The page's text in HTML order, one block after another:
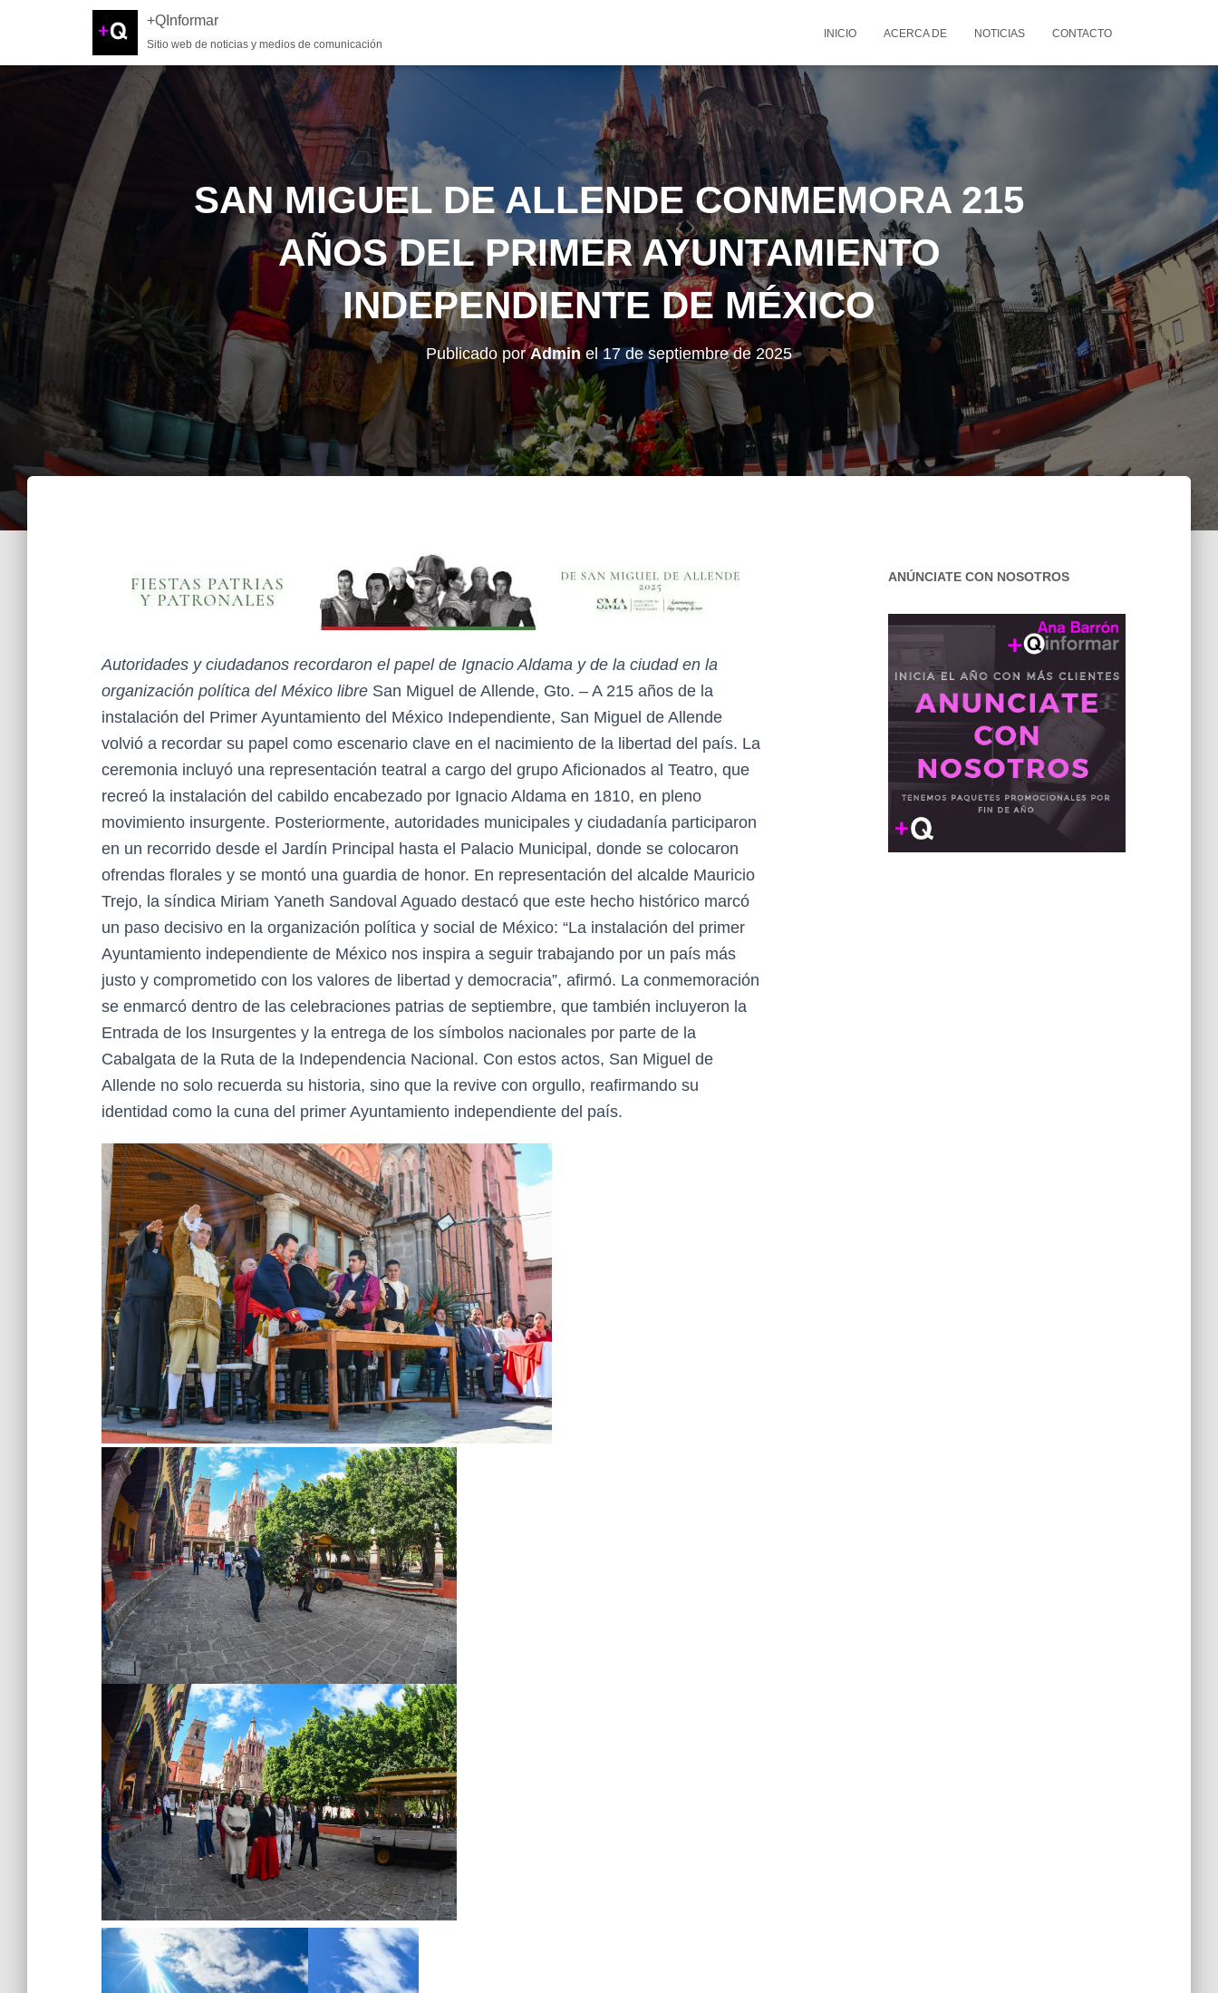
+QInformar
Sitio web de noticias y medios de comunicación
INICIO ACERCA DE NOTICIAS CONTACTO
SAN MIGUEL DE ALLENDE CONMEMORA 215
AÑOS DEL PRIMER AYUNTAMIENTO
INDEPENDIENTE DE MÉXICO
Publicado porAdminel17 de septiembre de 2025
Autoridades y ciudadanos recordaron el papel de Ignacio Aldama y de la ciudad en la
organización política del México libre San Miguel de Allende, Gto. – A 215 años de la
instalación del Primer Ayuntamiento del México Independiente, San Miguel de Allende
volvió a recordar su papel como escenario clave en el nacimiento de la libertad del país. La
ceremonia incluyó una representación teatral a cargo del grupo Aficionados al Teatro, que
recreó la instalación del cabildo encabezado por Ignacio Aldama en 1810, en pleno
movimiento insurgente. Posteriormente, autoridades municipales y ciudadanía participaron
en un recorrido desde el Jardín Principal hasta el Palacio Municipal, donde se colocaron
ofrendas florales y se montó una guardia de honor. En representación del alcalde Mauricio
Trejo, la síndica Miriam Yaneth Sandoval Aguado destacó que este hecho histórico marcó
un paso decisivo en la organización política y social de México: “La instalación del primer
Ayuntamiento independiente de México nos inspira a seguir trabajando por un país más
justo y comprometido con los valores de libertad y democracia”, afirmó. La conmemoración
se enmarcó dentro de las celebraciones patrias de septiembre, que también incluyeron la
Entrada de los Insurgentes y la entrega de los símbolos nacionales por parte de la
Cabalgata de la Ruta de la Independencia Nacional. Con estos actos, San Miguel de
Allende no solo recuerda su historia, sino que la revive con orgullo, reafirmando su
identidad como la cuna del primer Ayuntamiento independiente del país.
ANÚNCIATE CON NOSOTROS